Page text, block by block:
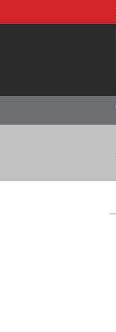
naar